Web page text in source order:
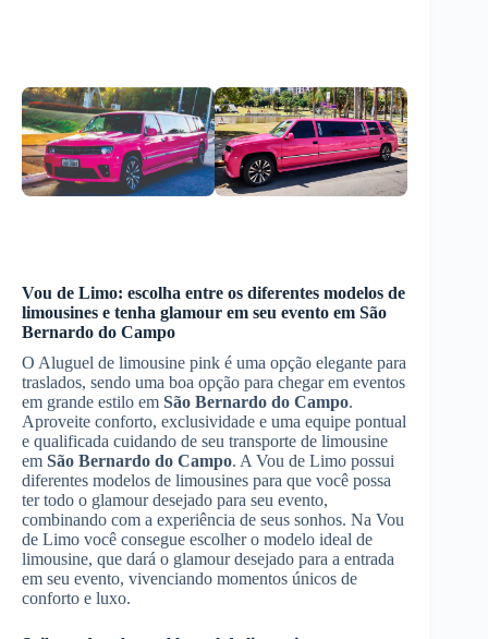
Vou de Limo: escolha entre os diferentes modelos de
limousines e tenha glamour em seu evento em São
Bernardo do Campo
O Aluguel de limousine pink é uma opção elegante para
traslados, sendo uma boa opção para chegar em eventos
em grande estilo em São Bernardo do Campo.
Aproveite conforto, exclusividade e uma equipe pontual
e qualificada cuidando de seu transporte de limousine
em São Bernardo do Campo. A Vou de Limo possui
diferentes modelos de limousines para que você possa
ter todo o glamour desejado para seu evento,
combinando com a experiência de seus sonhos. Na Vou
de Limo você consegue escolher o modelo ideal de
limousine, que dará o glamour desejado para a entrada
em seu evento, vivenciando momentos únicos de
conforto e luxo.